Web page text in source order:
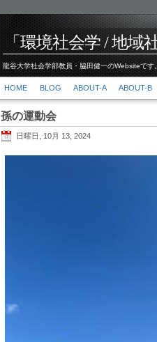
「環境社会学 / 地域
龍谷大学社会学部教員・脇田健一のWebsiteで
HOME BLOG ABOUT-A ABOUT-B
孫の運動会
日曜日, 10月 13, 2024